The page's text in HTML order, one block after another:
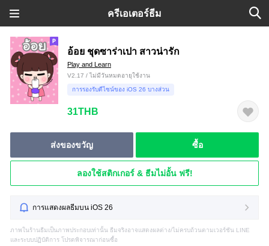
ครีเอเตอร์ธีม
อ้อย ชุดซาร่าเปา สาวน่ารัก
Play and Learn
V2.17 / ไม่มีวันหมดอายุใช้งาน
การรองรับดีไซน์ของ iOS 26 บางส่วน
31THB
ส่งของขวัญ ซื้อ
ลองใช้สติกเกอร์ & ธีมไม่อั้น ฟรี!
การแสดงผลธีมบน iOS 26
ภาพในร้านธีมเป็นภาพประกอบเท่านั้น ธีมจริงอาจแสดงผลต่าง/ไม่ครบถ้วนตามเวอร์ชัน LINE
และระบบปฏิบัติการ โปรดพิจารณาก่อนซื้อ